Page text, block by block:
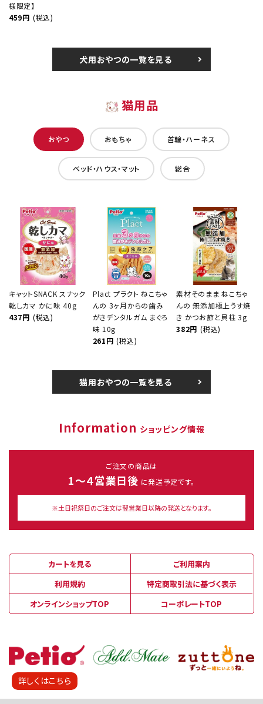
様限定】
459円 (税込)
犬用おやつの一覧を見る
猫用品
おやつ おもちゃ 首輪・ハーネス
ベッド・ハウス・マット 総合
キャットSNACK スナック
乾しカマ かに味 40g
437円 (税込)
Plact プラクト ねこちゃ
んの 3ヶ月からの歯み
がきデンタルガム まぐろ
味 10g
261円 (税込)
素材そのまま ねこちゃ
んの 無添加極上うす焼
き かつお節と貝柱 3g
382円 (税込)
猫用おやつの一覧を見る
Information ショッピング情報
ご注文の商品は
1～４営業日後 に発送予定です。
※土日祝祭日のご注文は翌営業日以降の発送となります。
カートを見る
ご利用案内
利用規約
特定商取引法に基づく表示
オンラインショップTOP
コーポレートTOP
詳しくはこちら